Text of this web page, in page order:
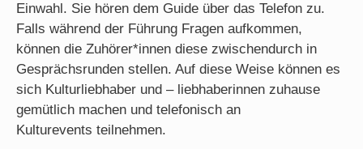
Einwahl. Sie hören dem Guide über das Telefon zu.
Falls während der Führung Fragen aufkommen,
können die Zuhörer*innen diese zwischendurch in
Gesprächsrunden stellen. Auf diese Weise können es
sich Kulturliebhaber und – liebhaberinnen zuhause
gemütlich machen und telefonisch an
Kulturevents teilnehmen.